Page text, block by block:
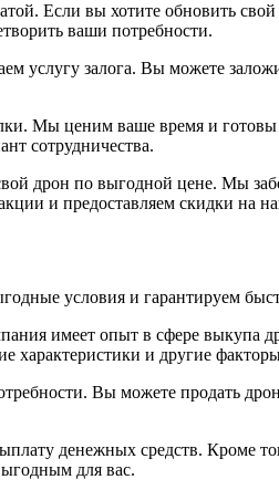
Если вы хотите обновить
ваши потребности.
услугу залога. Вы можете
Мы ценим ваше время и
сотрудничества.
дрон по выгодной цене. Мы
и предоставляем скидки на
условия и гарантируем
имеет опыт в сфере выкупа
характеристики и другие
Вы можете продать
денежных средств. Кроме
для вас.